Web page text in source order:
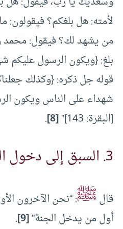
لأمته: هل بلغكم؟ فيقولون:
من يشهد لك؟ فيقول: محمد
قوله جل ذكره: {وكذلك
شهداء على الناس ويكون
[البقرة: 143]”
[8]
.
3. السبق إلى دخول الجنة
قالﷺ: “نحن الآخرون
أول من يدخل الجنة”[9]
.